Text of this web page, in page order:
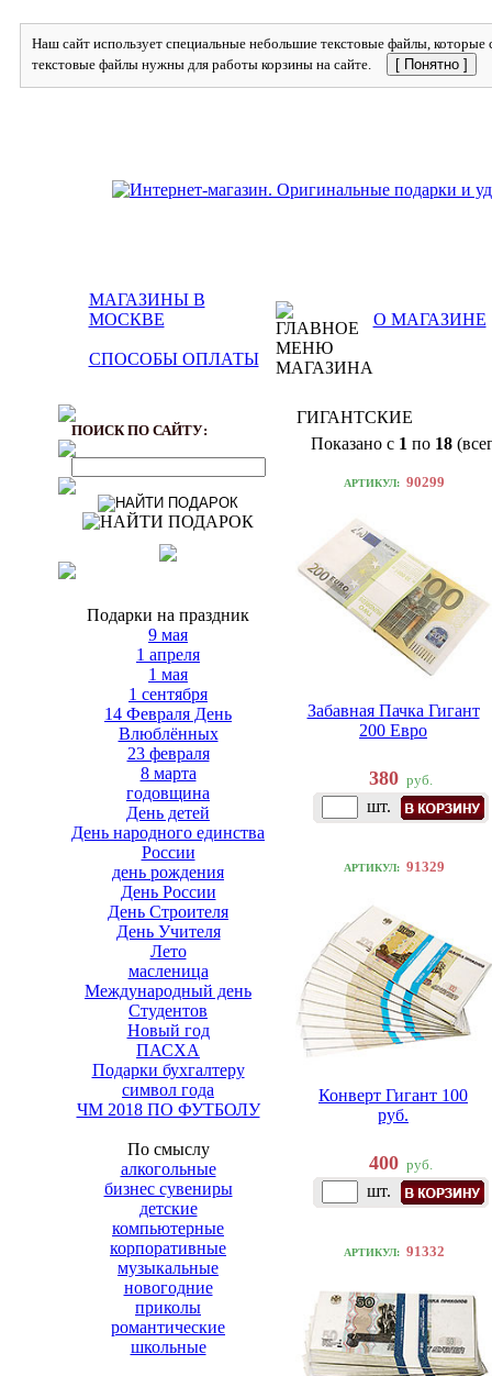
Наш сайт использует специальные небольшие текстовые файлы,
текстовые файлы нужны для работы корзины на сайте.
[ Понятно ]
МАГАЗИНЫ В
МОСКВЕ
О МАГАЗИНЕ
СПОСОБЫ ОПЛАТЫ
ПОИСК ПО САЙТУ:
Подарки на праздник
9 мая
1 апреля
1 мая
1 сентября
14 Февраля День
Влюблённых
23 февраля
8 марта
годовщина
День детей
День народного единства
России
день рождения
День России
День Строителя
День Учителя
Лето
масленица
Международный день
Студентов
Новый год
ПАСХА
Подарки бухгалтеру
символ года
ЧМ 2018 ПО ФУТБОЛУ
По смыслу
алкогольные
бизнес сувениры
детские
компьютерные
корпоративные
музыкальные
новогодние
приколы
романтические
школьные
ГИГАНТСКИЕ
Показано с 1 по 18
АРТИКУЛ: 90299
Забавная Пачка Гигант
200 Евро
380 руб.
шт.
АРТИКУЛ: 91329
Конверт Гигант 100
руб.
400 руб.
шт.
АРТИКУЛ: 91332